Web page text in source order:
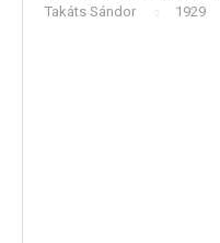
Takáts Sándor 1929